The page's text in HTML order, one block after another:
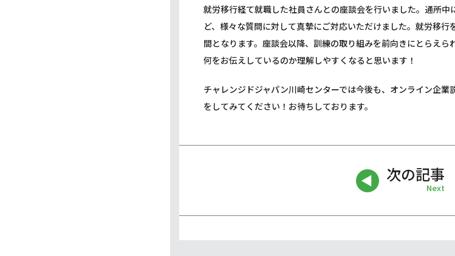
就労移行経て就職した社員さんとの座談会を行いました。通所
ど、様々な質問に対して真摯にご対応いただけました。就労移
間となります。座談会以降、訓練の取り組みを前向きにとらえ
何をお伝えしているのか理解しやすくなると思います！
チャレンジドジャパン川崎センターでは今後も、オンライン企
をしてみてください！お待ちしております。
次の記事
Next